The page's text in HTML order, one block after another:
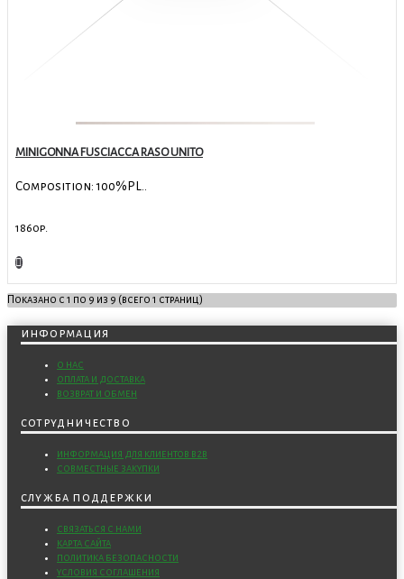
MINIGONNA FUSCIACCA RASO UNITO
Composition: 100%PL..
1860р.
Показано с 1 по 9 из 9 (всего 1 страниц)
информация
о нас
оплата и доставка
возврат и обмен
сотрудничество
информация для клиентов b2b
совместные закупки
служба поддержки
связаться с нами
карта сайта
политика безопасности
условия соглашения